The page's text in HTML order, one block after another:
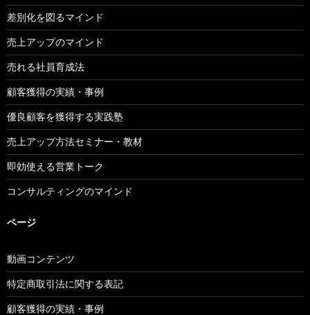
差別化を図るマインド
売上アップのマインド
売れる社員育成法
顧客獲得の実績・事例
優良顧客を獲得する実践塾
売上アップ方法セミナー・教材
即効使える営業トーク
コンサルティングのマインド
ページ
動画コンテンツ
特定商取引法に関する表記
顧客獲得の実績・事例